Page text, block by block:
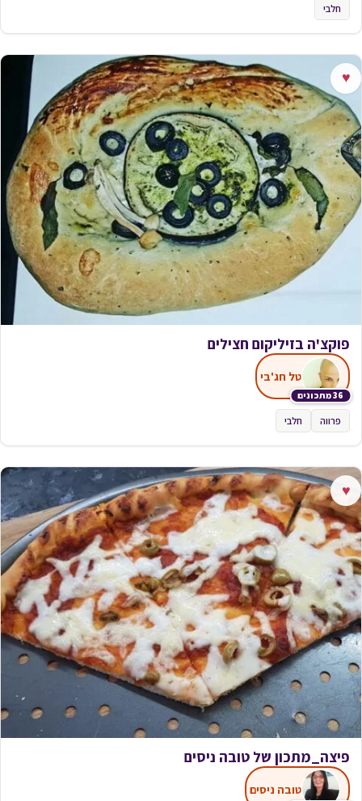
חלבי
♥
פוקצ‬'ה בזיליקום חצילים
36 מתכונים
טל חג'בי
פרווה חלבי
♥
פיצה_מתכון של טובה ניסים
טובה ניסים